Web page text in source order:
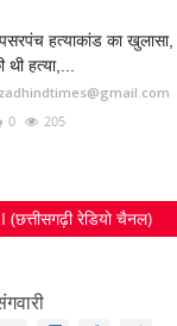
हत्याकांड का
थी हत्या,...
0
205
रेडियो चैनल)